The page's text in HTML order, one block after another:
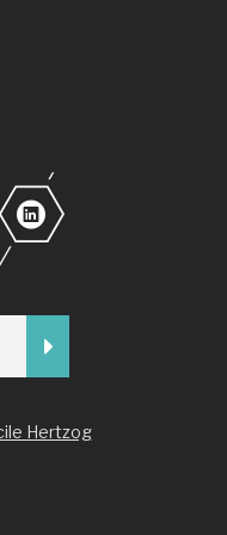
Hertzog